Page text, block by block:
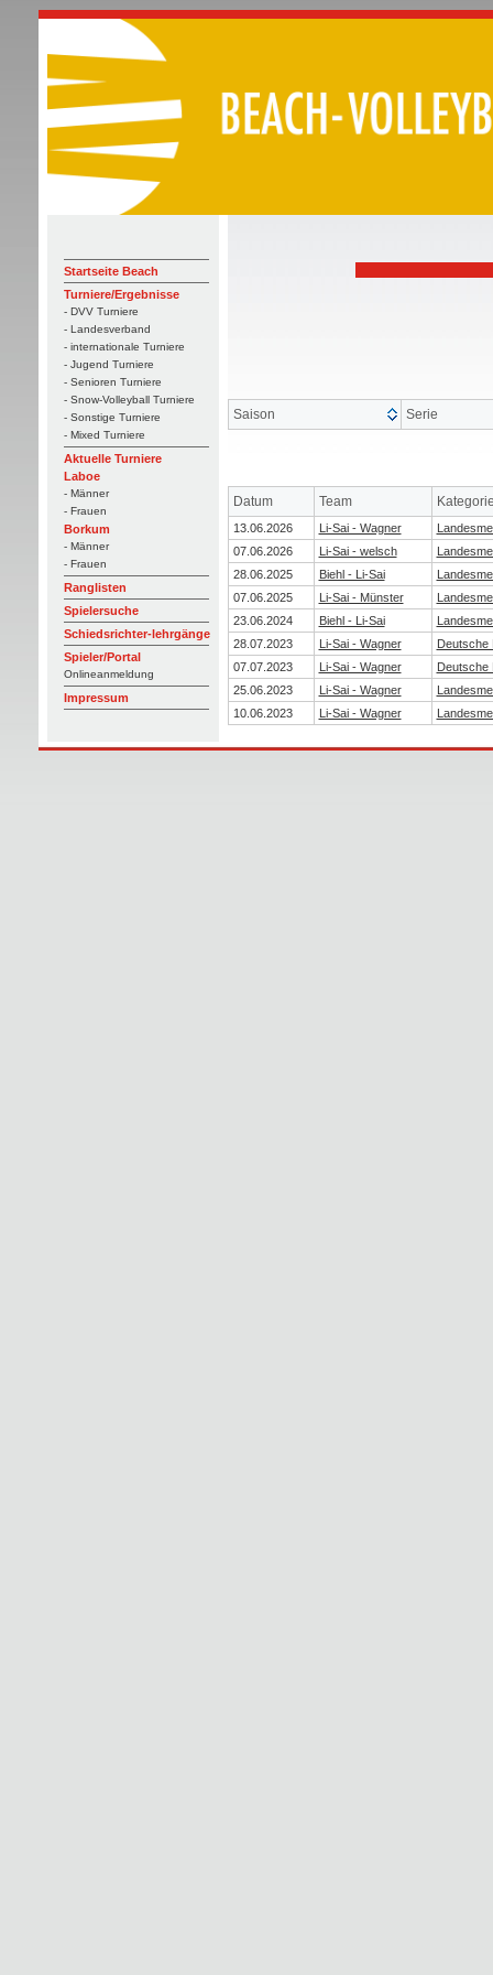
Startseite Beach
Turniere/Ergebnisse
- DVV Turniere
- Landesverband
- internationale Turniere
- Jugend Turniere
- Senioren Turniere
- Snow-Volleyball Turniere
- Sonstige Turniere
- Mixed Turniere
Aktuelle Turniere
Laboe
- Männer
- Frauen
Borkum
- Männer
- Frauen
Ranglisten
Spielersuche
Schiedsrichter-lehrgänge
Spieler/Portal
Onlineanmeldung
Impressum
Saison Serie
Datum Team
13.06.2026 Li-Sai - Wagner
07.06.2026
Li-Sai - welsch
28.06.2025
Biehl - Li-Sai
07.06.2025
Li-Sai - Münster
23.06.2024
Biehl - Li-Sai
28.07.2023
Li-Sai - Wagner
Deutsche
07.07.2023
Li-Sai - Wagner
Deutsche
25.06.2023
Li-Sai - Wagner
10.06.2023
Li-Sai - Wagner